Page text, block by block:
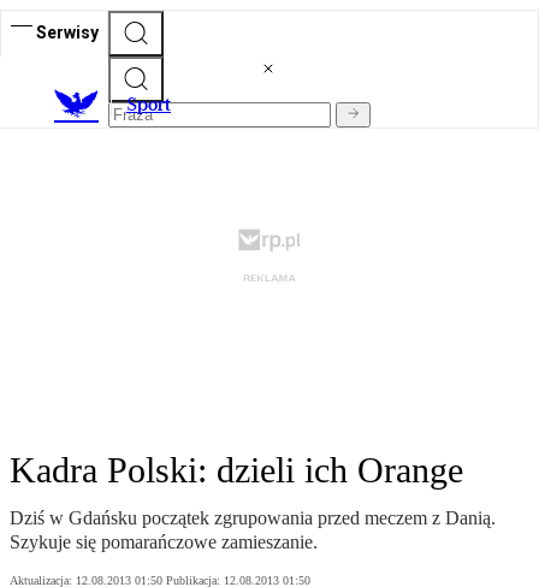
Serwisy
Sport
Kadra Polski: dzieli ich Orange
Dziś w Gdańsku początek zgrupowania przed meczem z Danią.
Szykuje się pomarańczowe zamieszanie.
Aktualizacja: 12.08.2013 01:50 Publikacja: 12.08.2013 01:50